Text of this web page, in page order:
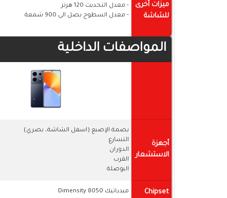
ميزات أخرى
للشاشة
- معدل التحديث 120 هرتز
- معدل السطوح يصل الى 900 شمعة
المواصفات الداخلية
أجهزة
الاستشعار
بصمة الإصبع (اسفل الشاشة، بصري)
التسارع
الدوران
القرب
البوصلة
Chipset ميدياتيك Dimensity 8050